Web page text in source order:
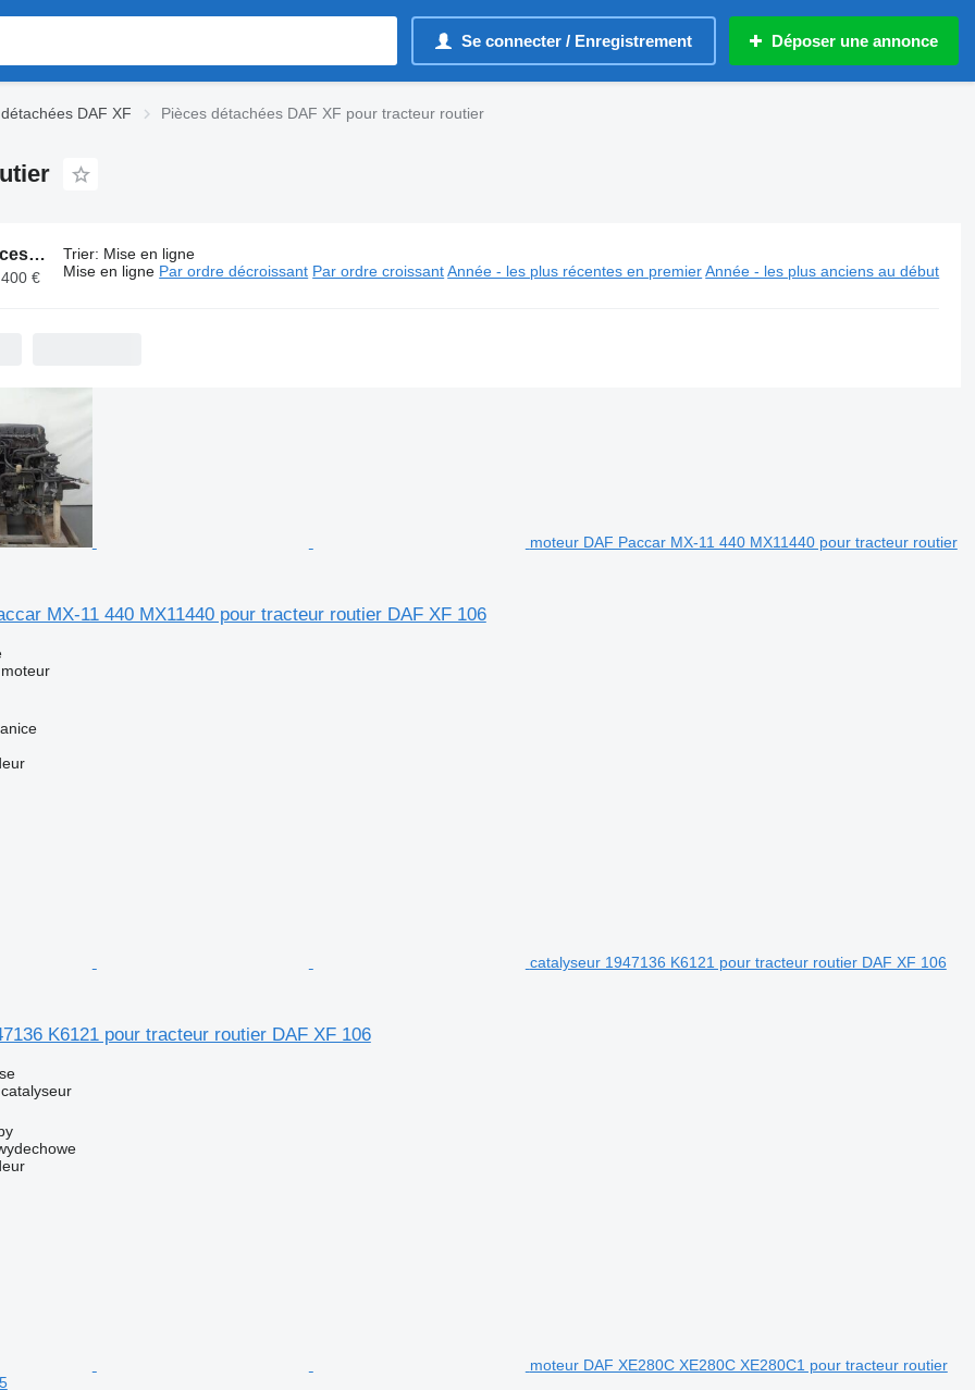
Se connecter / Enregistrement Déposer une annonce
DAF XF Pièces détachées DAF XF pour tracteur routier
8021 annonces:Pièces détachées DAF XF pour tracteur routier
€
Trier: Mise en ligne
Mise en ligne Par ordre décroissant Par ordre croissant Année - les plus récentes en premier Année - les plus anciens au début
moteur DAF Paccar MX-11 440 MX11440 pour tracteur routier
MX-11 440 MX11440 pour tracteur routier DAF XF 106
catalyseur 1947136 K6121 pour tracteur routier DAF XF 106
K6121 pour tracteur routier DAF XF 106
moteur DAF XE280C XE280C XE280C1 pour tracteur routier